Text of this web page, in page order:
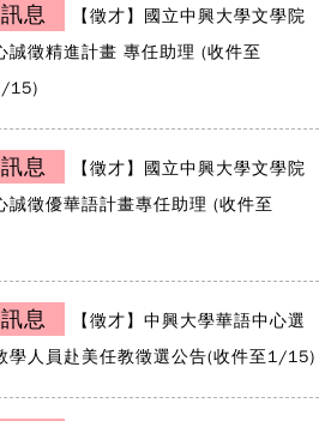
息
【徵才】國立中興大學文學院
誠徵精進計畫 專任助理 (收件至
15)
息
【徵才】國立中興大學文學院
誠徵優華語計畫專任助理 (收件至
息
【徵才】中興大學華語中心選
學人員赴美任教徵選公告(收件至1/15)